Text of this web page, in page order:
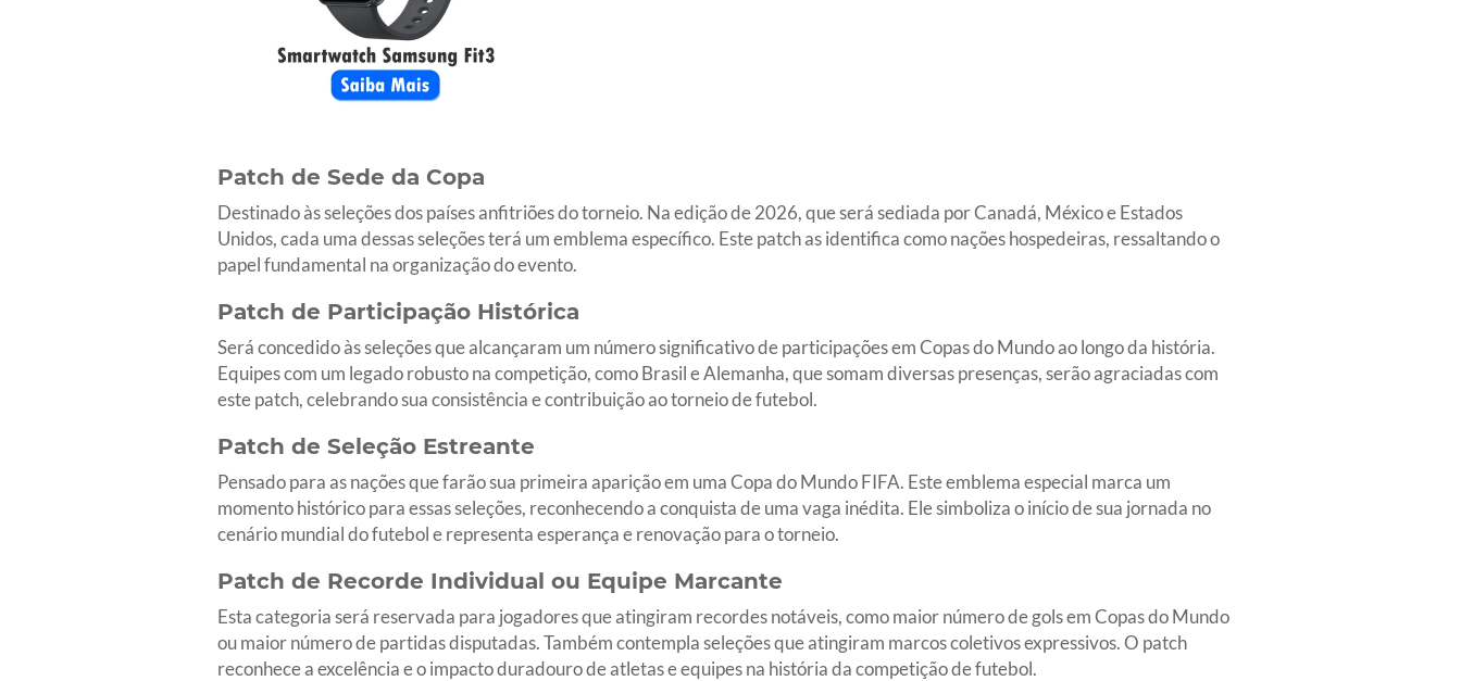
Patch de Sede da Copa
Destinado às seleções dos países anfitriões do torneio. Na edição de 2026, que será sediada por Canadá, México e Estados
Unidos, cada uma dessas seleções terá um emblema específico. Este patch as identifica como nações hospedeiras, ressaltando o
papel fundamental na organização do evento.
Patch de Participação Histórica
Será concedido às seleções que alcançaram um número significativo de participações em Copas do Mundo ao longo da história.
Equipes com um legado robusto na competição, como Brasil e Alemanha, que somam diversas presenças, serão agraciadas com
este patch, celebrando sua consistência e contribuição ao torneio de futebol.
Patch de Seleção Estreante
Pensado para as nações que farão sua primeira aparição em uma Copa do Mundo FIFA. Este emblema especial marca um
momento histórico para essas seleções, reconhecendo a conquista de uma vaga inédita. Ele simboliza o início de sua jornada no
cenário mundial do futebol e representa esperança e renovação para o torneio.
Patch de Recorde Individual ou Equipe Marcante
Esta categoria será reservada para jogadores que atingiram recordes notáveis, como maior número de gols em Copas do Mundo
ou maior número de partidas disputadas. Também contempla seleções que atingiram marcos coletivos expressivos. O patch
reconhece a excelência e o impacto duradouro de atletas e equipes na história da competição de futebol.